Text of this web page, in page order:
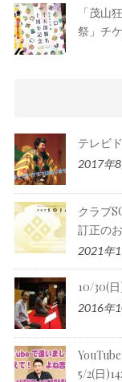
「茂山
祭」チ
テレビ
2017年
クラブ
訂正の
2021年
10/30(
2016年
5/2(日